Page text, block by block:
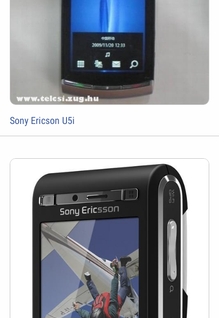
Sony Ericson U5i